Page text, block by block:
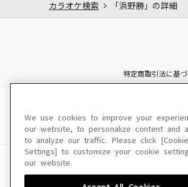
カラオケ検索 「浜野勝」の詳細
特定商取引法に基
このサイトに掲載
We use cookies to improve your
our website, to personalize content and
to analyze our traffic. Please click [Cookie
Settings] to customize your cookie
our website.